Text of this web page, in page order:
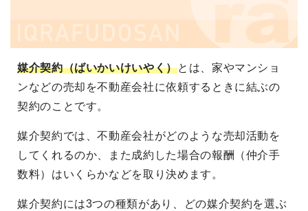
媒介契約（ばいかいけいやく）とは、家やマンショ
ンなどの売却を不動産会社に依頼するときに結ぶの
契約のことです。
媒介契約では、不動産会社がどのような売却活動を
してくれるのか、また成約した場合の報酬（仲介手
数料）はいくらかなどを取り決めます。
媒介契約には3つの種類があり、どの媒介契約を選ぶ